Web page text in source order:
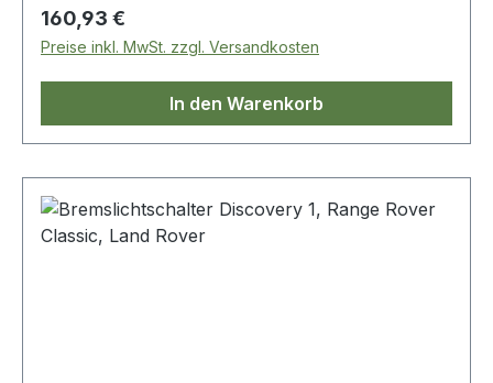
Regulärer Preis:
160,93 €
Preise inkl. MwSt. zzgl. Versandkosten
In den Warenkorb